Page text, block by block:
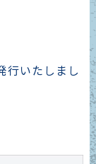
行いたしまし